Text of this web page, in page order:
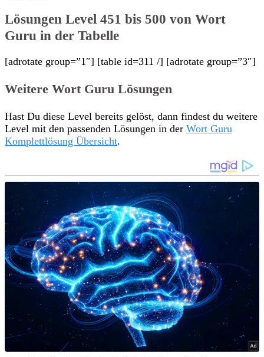
Lösungen Level 451 bis 500 von Wort
Guru in der Tabelle
[adrotate group=”1″] [table id=311 /] [adrotate group=”3″]
Weitere Wort Guru Lösungen
Hast Du diese Level bereits gelöst, dann findest du weitere
Level mit den passenden Lösungen in der Wort Guru
Komplettlösung Übersicht.